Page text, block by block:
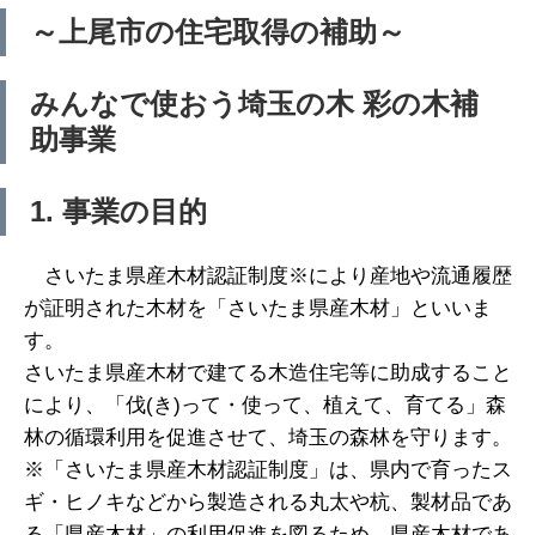
～上尾市の住宅取得の補助～
みんなで使おう埼玉の木 彩の木補
助事業
1. 事業の目的
さいたま県産木材認証制度※により産地や流通履歴
が証明された木材を「さいたま県産木材」といいま
す。
さいたま県産木材で建てる木造住宅等に助成すること
により、「伐(き)って・使って、植えて、育てる」森
林の循環利用を促進させて、埼玉の森林を守ります。
※「さいたま県産木材認証制度」は、県内で育ったス
ギ・ヒノキなどから製造される丸太や杭、製材品であ